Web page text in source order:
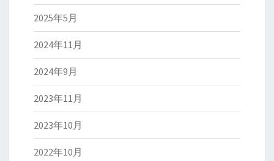
2025年5月
2024年11月
2024年9月
2023年11月
2023年10月
2022年10月